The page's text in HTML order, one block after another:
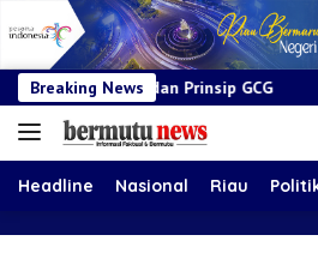
Breaking News
Prinsip GCG BRI Apresiasi
Headline Nasional Riau